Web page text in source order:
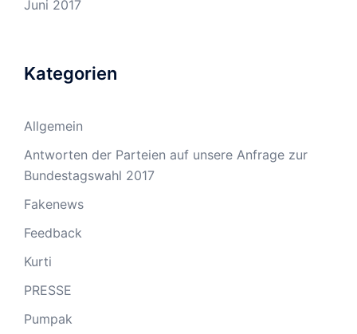
Juni 2017
Kategorien
Allgemein
Antworten der Parteien auf unsere Anfrage zur
Bundestagswahl 2017
Fakenews
Feedback
Kurti
PRESSE
Pumpak